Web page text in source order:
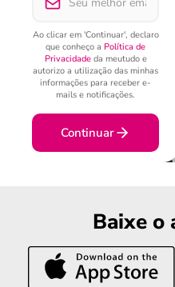
Ao clicar em 'Continuar', declaro
que conheço a Política de
Privacidadeda meutudo e
autorizo a utilização das minhas
informações para receber e-
mails e notificações.
Continuar
Baixe o